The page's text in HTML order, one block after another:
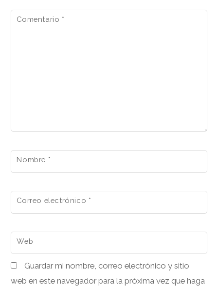
Comentario *
Nombre *
Correo electrónico *
Web
Guardar mi nombre, correo electrónico y sitio
web en este navegador para la próxima vez que haga